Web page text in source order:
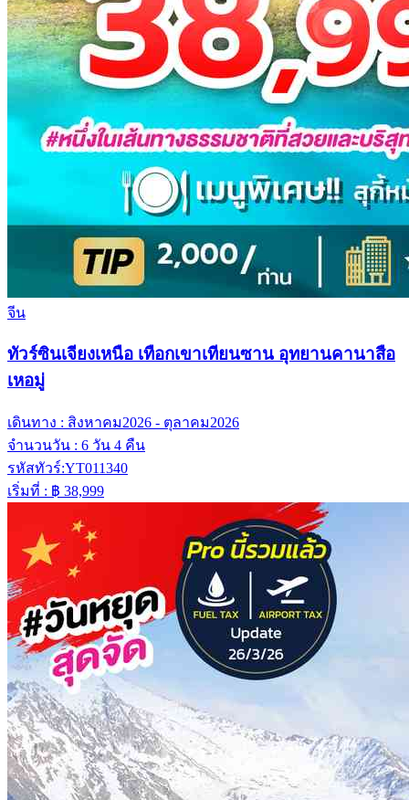
จีน
ทัวร์ซินเจียงเหนือ เทือกเขาเทียนซาน อุทยานคานาสือ
เหอมู่
เดินทาง : สิงหาคม2026 - ตุลาคม2026
จำนวนวัน : 6 วัน 4 คืน
รหัสทัวร์:YT011340
เริ่มที่ : ฿ 38,999